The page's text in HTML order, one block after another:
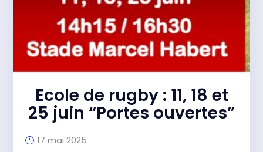
Ecole de rugby : 11, 18 et
25 juin “Portes ouvertes”
17 mai 2025